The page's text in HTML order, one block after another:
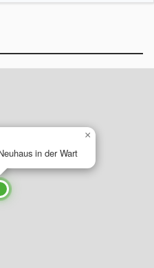
in der Wart
×